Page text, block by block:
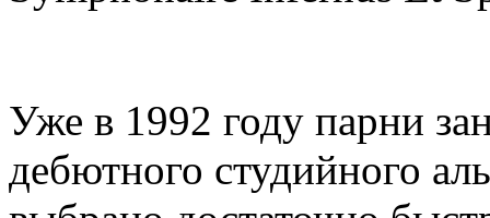
Уже в 1992 году парни
дебютного студийного